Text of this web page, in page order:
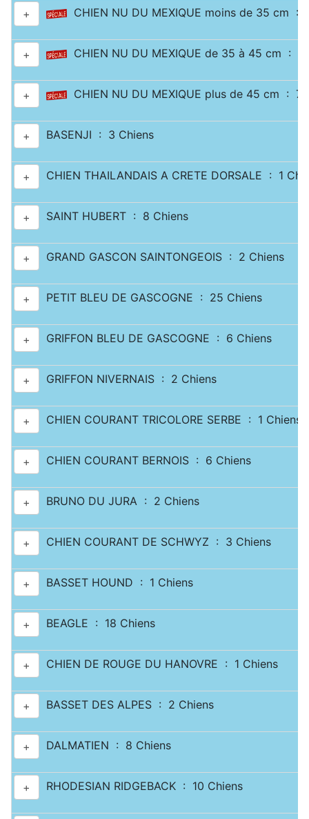
+ CHIEN NU DU MEXIQUE moins de 35 cm :
+ CHIEN NU DU MEXIQUE de 35 à 45 cm : 1
+ CHIEN NU DU MEXIQUE plus de 45 cm : 7
+ BASENJI : 3 Chiens
+ CHIEN THAILANDAIS A CRETE DORSALE : 1
+ SAINT HUBERT : 8 Chiens
+ GRAND GASCON SAINTONGEOIS : 2 Chiens
+ PETIT BLEU DE GASCOGNE : 25 Chiens
+ GRIFFON BLEU DE GASCOGNE : 6 Chiens
+ GRIFFON NIVERNAIS : 2 Chiens
+ CHIEN COURANT TRICOLORE SERBE : 1 Chiens
+ CHIEN COURANT BERNOIS : 6 Chiens
+ BRUNO DU JURA : 2 Chiens
+ CHIEN COURANT DE SCHWYZ : 3 Chiens
+ BASSET HOUND : 1 Chiens
+ BEAGLE : 18 Chiens
+ CHIEN DE ROUGE DU HANOVRE : 1 Chiens
+ BASSET DES ALPES : 2 Chiens
+ DALMATIEN : 8 Chiens
+ RHODESIAN RIDGEBACK : 10 Chiens